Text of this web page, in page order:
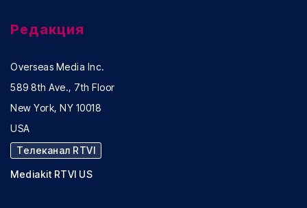
Редакция
Overseas Media Inc.
589 8th Ave., 7th Floor
New York, NY 10018
USA
Телеканал RTVI
Mediakit RTVI US